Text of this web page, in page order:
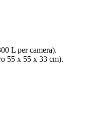
L per camera).
55 x 55 x 33 cm).